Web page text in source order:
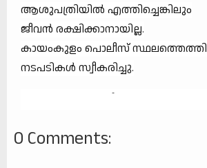
ആശുപത്രിയില്‍ എത്തിച്ചെങ്കിലും
ജീവന്‍ രക്ഷിക്കാനായില്ല.
കായംകുളം പൊലീസ് സ്ഥലത്തെത്തി
നടപടികള്‍ സ്വീകരിച്ചു.
-
0 Comments: